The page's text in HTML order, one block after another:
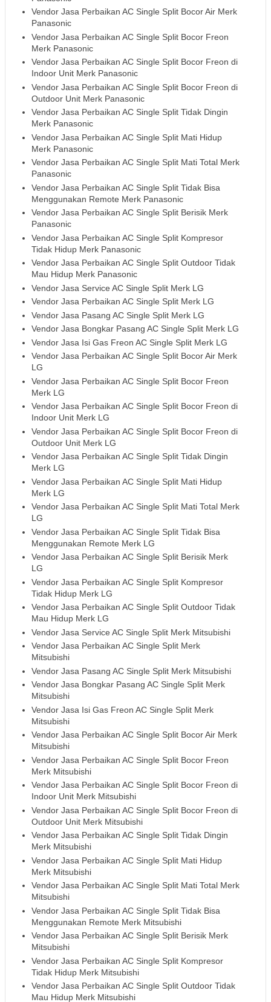
Vendor Jasa Perbaikan AC Single Split Bocor Air Merk
Panasonic
Vendor Jasa Perbaikan AC Single Split Bocor Freon
Merk Panasonic
Vendor Jasa Perbaikan AC Single Split Bocor Freon di
Indoor Unit Merk Panasonic
Vendor Jasa Perbaikan AC Single Split Bocor Freon di
Outdoor Unit Merk Panasonic
Vendor Jasa Perbaikan AC Single Split Tidak Dingin
Merk Panasonic
Vendor Jasa Perbaikan AC Single Split Mati Hidup
Merk Panasonic
Vendor Jasa Perbaikan AC Single Split Mati Total Merk
Panasonic
Vendor Jasa Perbaikan AC Single Split Tidak Bisa
Menggunakan Remote Merk Panasonic
Vendor Jasa Perbaikan AC Single Split Berisik Merk
Panasonic
Vendor Jasa Perbaikan AC Single Split Kompresor
Tidak Hidup Merk Panasonic
Vendor Jasa Perbaikan AC Single Split Outdoor Tidak
Mau Hidup Merk Panasonic
Vendor Jasa Service AC Single Split Merk LG
Vendor Jasa Perbaikan AC Single Split Merk LG
Vendor Jasa Pasang AC Single Split Merk LG
Vendor Jasa Bongkar Pasang AC Single Split Merk LG
Vendor Jasa Isi Gas Freon AC Single Split Merk LG
Vendor Jasa Perbaikan AC Single Split Bocor Air Merk
LG
Vendor Jasa Perbaikan AC Single Split Bocor Freon
Merk LG
Vendor Jasa Perbaikan AC Single Split Bocor Freon di
Indoor Unit Merk LG
Vendor Jasa Perbaikan AC Single Split Bocor Freon di
Outdoor Unit Merk LG
Vendor Jasa Perbaikan AC Single Split Tidak Dingin
Merk LG
Vendor Jasa Perbaikan AC Single Split Mati Hidup
Merk LG
Vendor Jasa Perbaikan AC Single Split Mati Total Merk
LG
Vendor Jasa Perbaikan AC Single Split Tidak Bisa
Menggunakan Remote Merk LG
Vendor Jasa Perbaikan AC Single Split Berisik Merk
LG
Vendor Jasa Perbaikan AC Single Split Kompresor
Tidak Hidup Merk LG
Vendor Jasa Perbaikan AC Single Split Outdoor Tidak
Mau Hidup Merk LG
Vendor Jasa Service AC Single Split Merk Mitsubishi
Vendor Jasa Perbaikan AC Single Split Merk
Mitsubishi
Vendor Jasa Pasang AC Single Split Merk Mitsubishi
Vendor Jasa Bongkar Pasang AC Single Split Merk
Mitsubishi
Vendor Jasa Isi Gas Freon AC Single Split Merk
Mitsubishi
Vendor Jasa Perbaikan AC Single Split Bocor Air Merk
Mitsubishi
Vendor Jasa Perbaikan AC Single Split Bocor Freon
Merk Mitsubishi
Vendor Jasa Perbaikan AC Single Split Bocor Freon di
Indoor Unit Merk Mitsubishi
Vendor Jasa Perbaikan AC Single Split Bocor Freon di
Outdoor Unit Merk Mitsubishi
Vendor Jasa Perbaikan AC Single Split Tidak Dingin
Merk Mitsubishi
Vendor Jasa Perbaikan AC Single Split Mati Hidup
Merk Mitsubishi
Vendor Jasa Perbaikan AC Single Split Mati Total Merk
Mitsubishi
Vendor Jasa Perbaikan AC Single Split Tidak Bisa
Menggunakan Remote Merk Mitsubishi
Vendor Jasa Perbaikan AC Single Split Berisik Merk
Mitsubishi
Vendor Jasa Perbaikan AC Single Split Kompresor
Tidak Hidup Merk Mitsubishi
Vendor Jasa Perbaikan AC Single Split Outdoor Tidak
Mau Hidup Merk Mitsubishi